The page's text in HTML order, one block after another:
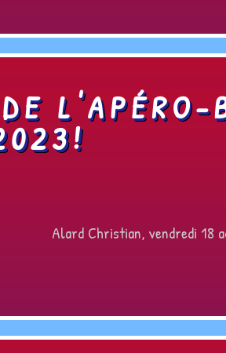
L'APÉRO-
Alard Christian, vendredi 18